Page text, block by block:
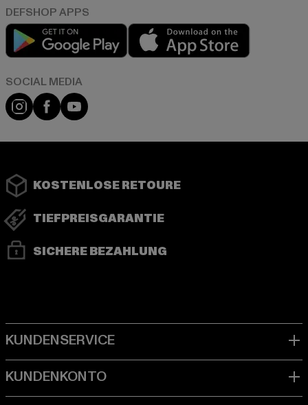
Play market
Instagram
FacebookYouTube
KOSTENLOSE RETOURE
TIEFPREISGARANTIE
SICHERE BEZAHLUNG